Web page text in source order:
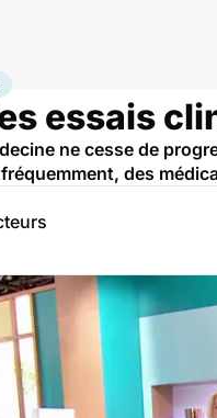
essai clinique
essais
ne cesse de
des